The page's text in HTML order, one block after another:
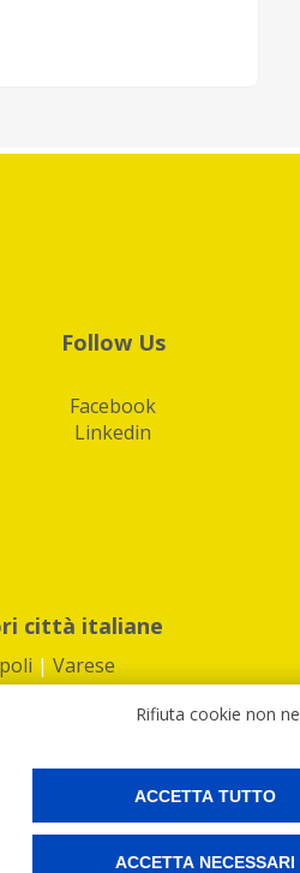
Follow Us
Facebook
Linkedin
città italiane
| Varese
|Preferenze Cookies
online e spedire i tuoi pacchi.
Rifiuta cookie non
ACCETTA TUTTO
ACCETTA NECESSARI